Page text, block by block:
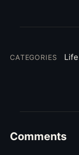
CATEGORIES Life
Comments